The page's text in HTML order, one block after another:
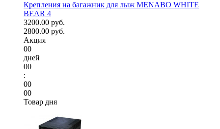
Крепления на багажник для лыж MENABO WHITE
BEAR 4
3200.00 руб.
2800.00 руб.
Акция
00
дней
00
:
00
00
Товар дня